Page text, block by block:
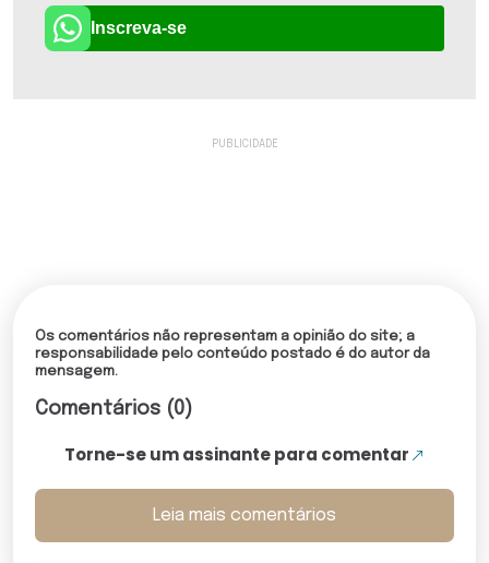
Inscreva-se
Os comentários não representam a opinião do site; a
responsabilidade pelo conteúdo postado é do autor da
mensagem.
Comentários (0)
Torne-se um assinante para comentar
Leia mais comentários